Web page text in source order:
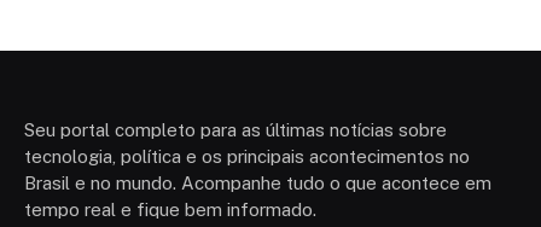
Seu portal completo para as últimas notícias sobre
tecnologia, política e os principais acontecimentos no
Brasil e no mundo. Acompanhe tudo o que acontece em
tempo real e fique bem informado.